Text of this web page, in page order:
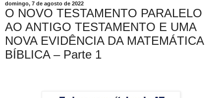
domingo, 7 de agosto de 2022
O NOVO TESTAMENTO PARALELO
AO ANTIGO TESTAMENTO E UMA
NOVA EVIDÊNCIA DA MATEMÁTICA
BÍBLICA – Parte 1